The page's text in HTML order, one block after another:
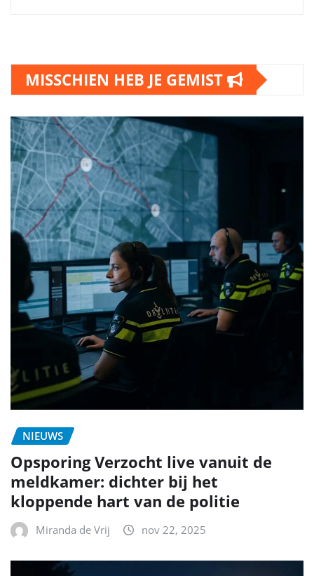
MISSCHIEN HEB JE GEMIST
NIEUWS
Opsporing Verzocht live vanuit de
meldkamer: dichter bij het
kloppende hart van de politie
Miranda de Vrij nov 22, 2025